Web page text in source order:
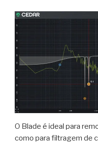
O Blade é ideal para
como para filtragem de